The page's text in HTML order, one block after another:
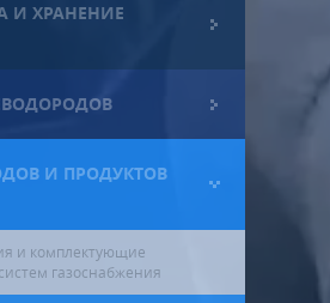
И ХРАНЕНИЕ
И ПРОДУКТОВ
и комплектующие
газоснабжения